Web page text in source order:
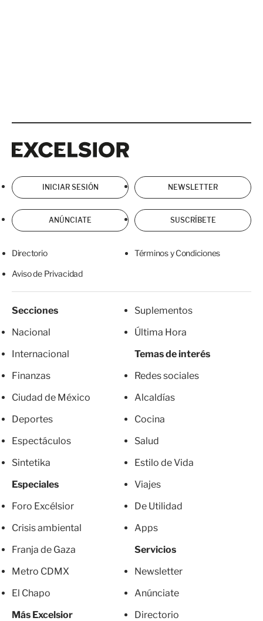
INICIAR SESIÓN NEWSLETTER
ANÚNCIATE SUSCRÍBETE
Directorio Términos y Condiciones
Aviso de Privacidad
Secciones
Nacional
Internacional
Finanzas
Ciudad de México
Deportes
Espectáculos
Sintetika
Especiales
Foro Excélsior
Crisis ambiental
Franja de Gaza
Metro CDMX
El Chapo
Más Excelsior
Suplementos
Última Hora
Temas de interés
Redes sociales
Alcaldías
Cocina
Salud
Estilo de Vida
Viajes
De Utilidad
Apps
Servicios
Newsletter
Anúnciate
Directorio